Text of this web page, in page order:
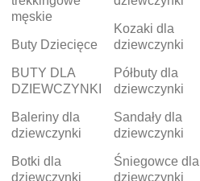
męskie
Buty Dziecięce
BUTY DLA
DZIEWCZYNKI
Baleriny dla
dziewczynki
Botki dla
dziewczynki
Kozaki dla
dziewczynki
Półbuty dla
dziewczynki
Sandały dla
dziewczynki
Śniegowce dla
dziewczynki